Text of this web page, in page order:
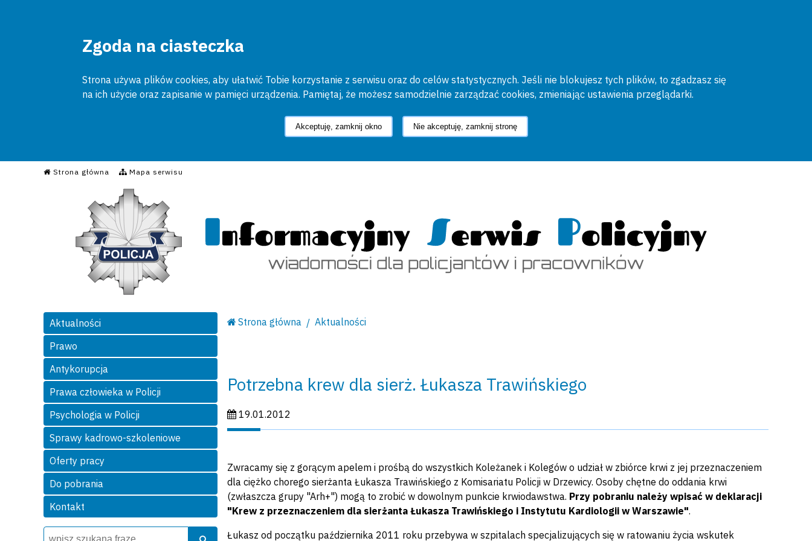
Zgoda na ciasteczka
Strona używa plików cookies, aby ułatwić Tobie korzystanie z serwisu oraz do celów statystycznych. Jeśli nie blokujesz tych plików, to zgadzasz się
na ich użycie oraz zapisanie w pamięci urządzenia. Pamiętaj, że możesz samodzielnie zarządzać cookies, zmieniając ustawienia przeglądarki.
Akceptuję, zamknij okno Nie akceptuję, zamknij stronę
Strona główna Mapa serwisu
Informacyjny Serwis Policyjny
Aktualności
Prawo
Antykorupcja
Prawa człowieka w Policji
Psychologia w Policji
Sprawy kadrowo-szkoleniowe
Oferty pracy
Do pobrania
Kontakt
Wyszukiwarka
Szukaj Szukaj
Strona główna Aktualności
Potrzebna krew dla sierż. Łukasza Trawińskiego
Data publikacji:
19.01.2012
Zwracamy się z gorącym apelem i prośbą do wszystkich Koleżanek i Kolegów o udział w zbiórce krwi z jej przeznaczeniem
dla ciężko chorego sierżanta Łukasza Trawińskiego z Komisariatu Policji w Drzewicy. Osoby chętne do oddania krwi
(zwłaszcza grupy "Arh+") mogą to zrobić w dowolnym punkcie krwiodawstwa. Przy pobraniu należy wpisać w deklaracji
"Krew z przeznaczeniem dla sierżanta Łukasza Trawińskiego i Instytutu Kardiologii w Warszawie".
Łukasz od początku października 2011 roku przebywa w szpitalach specjalizujących się w ratowaniu życia wskutek